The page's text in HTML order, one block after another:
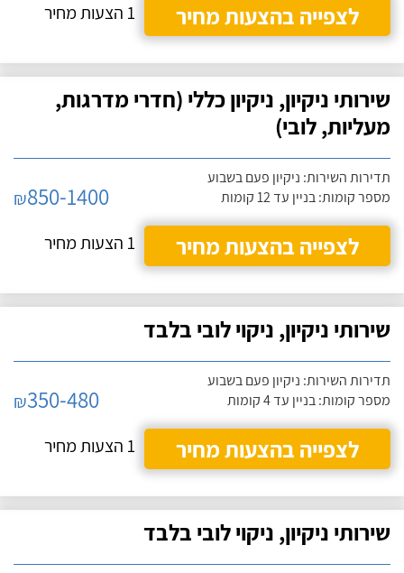
לצפייה בהצעות מחיר
1 הצעות מחיר
שירותי ניקיון, ניקיון כללי (חדרי מדרגות,
מעליות, לובי)
תדירות השירות: ניקיון פעם בשבוע
מספר קומות: בניין עד 12 קומות
₪850-1400
לצפייה בהצעות מחיר
1 הצעות מחיר
שירותי ניקיון, ניקוי לובי בלבד
תדירות השירות: ניקיון פעם בשבוע
מספר קומות: בניין עד 4 קומות
₪350-480
לצפייה בהצעות מחיר
1 הצעות מחיר
שירותי ניקיון, ניקוי לובי בלבד